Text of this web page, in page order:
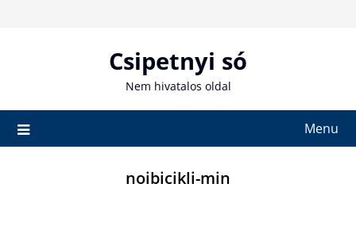
Csipetnyi só
Nem hivatalos oldal
Menu
noibicikli-min